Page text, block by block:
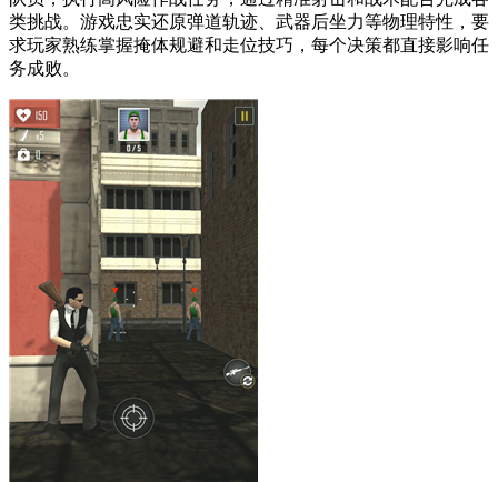
类挑战。游戏忠实还原弹道轨迹、武器后坐力等物理特性，要
求玩家熟练掌握掩体规避和走位技巧，每个决策都直接影响任
务成败。